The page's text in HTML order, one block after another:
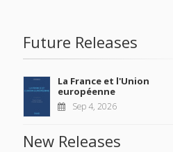
Future Releases
La France et l'Union
européenne
Sep 4, 2026
New Releases